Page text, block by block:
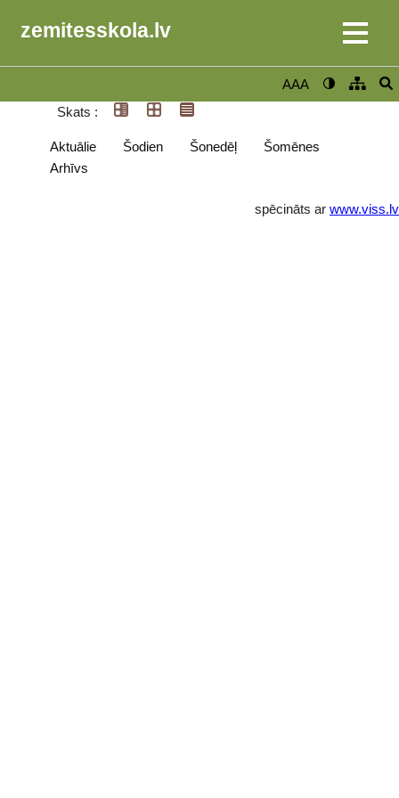
zemitesskola.lv
AAA
Skats :
Aktuālie Šodien Šonedēļ
Šomēnes
Arhīvs
spēcināts ar www.viss.lv